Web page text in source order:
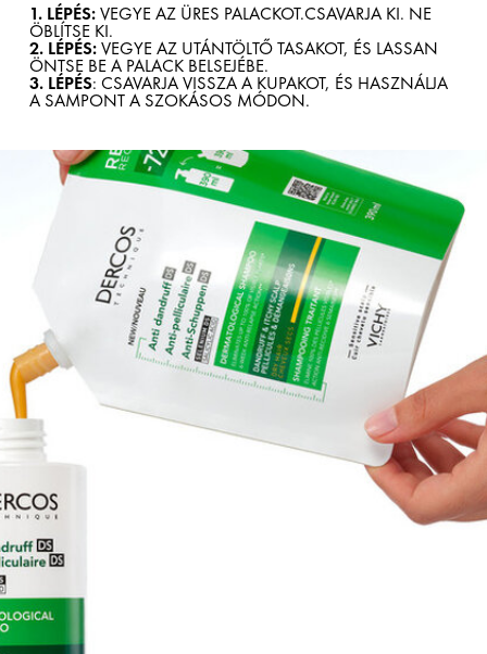
1. LÉPÉS:VEGYE AZ ÜRES PALACKOT.CSAVARJA KI. NE
ÖBLÍTSE KI.
2. LÉPÉS:VEGYE AZ UTÁNTÖLTŐ TASAKOT, ÉS LASSAN
ÖNTSE BE A PALACK BELSEJÉBE.
3. LÉPÉS: CSAVARJA VISSZA A KUPAKOT, ÉS HASZNÁLJA
A SAMPONT A SZOKÁSOS MÓDON.